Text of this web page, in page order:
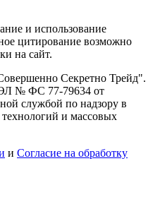
и использование
цитирование возможно
на сайт.
Секретно Трейд".
ЭЛ № ФС 77-79634 от
службой по надзору в
и массовых
и Согласие на обработку